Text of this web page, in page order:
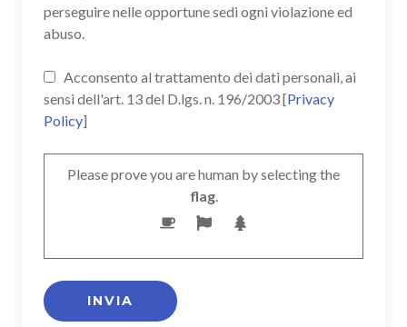
perseguire nelle opportune sedi ogni violazione ed
abuso.
Acconsento al trattamento dei dati personali, ai
sensi dell'art. 13 del D.lgs. n. 196/2003 [Privacy
Policy]
Please prove you are human by selecting the
flag.